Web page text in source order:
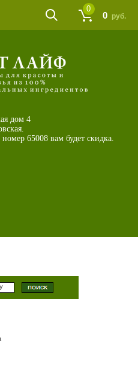
0 руб.
0
дом 4
65008 вам будет скидка.